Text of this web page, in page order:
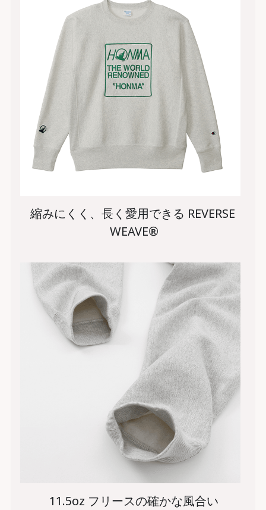
縮みにくく、長く愛用できる REVERSE
WEAVE®
11.5oz フリースの確かな風合い